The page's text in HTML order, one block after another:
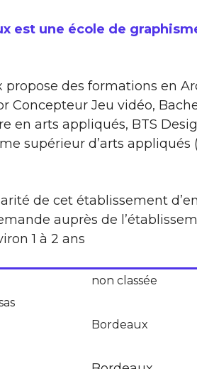
est une école de
propose des formations en
Concepteur Jeu vidéo,
en arts appliqués, BTS
supérieur d’arts appliqués
de cet établissement
auprès de
1 à 2 ans
non classée
Bordeaux